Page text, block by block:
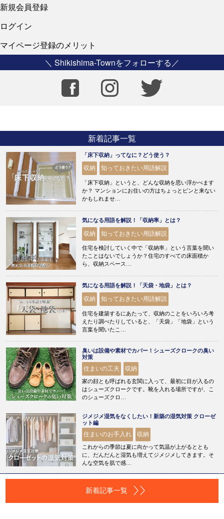
新規会員登録
ログイン
マイページ登録のメリット
＼ Shikishima-Townをフォローする／
新着記事一覧
「床下収納」ってなに？どう使う？
収納 知っておきたい用語解説
「床下収納」というと、どんな収納を思い浮かべます
か？ マンションにお住いの方はちょっとピンと来ない
かもしれませ…
気になる用語を解説！「収納率」とは？
収納 知っておきたい用語解説
住宅を検討していく中で「収納率」という言葉を聞い
たことはないでしょうか？住宅のすべての床面積か
ら、収納スペース…
気になる用語を解説！「天袋・地袋」とは？
収納 知っておきたい用語解説
住宅を建築するにあたって、収納のことをいろいろ考
えたり調べたりしていると、「天袋」「地袋」という
言葉を聞いたこ…
臭いは設備や素材でカバー！シューズクロークの臭い
対策
住まいの工夫 収納
家の顔とも呼ばれる玄関に入って、最初に目が入るの
はシューズクロークです。靴を入れる場所ですが、こ
のシューズクロ…
ジメジメ湿気をなくしたい！新築の湿気対策 クローゼ
ット編
住まいのお手入れ 収納
これからの季節は夏に向かって気温が上がるととも
に、だんだんと湿気も増えてジメジメしてきます。そ
んな空気を肌で感…
新着記事一覧